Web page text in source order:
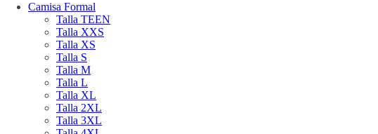
Camisa Formal
Talla TEEN
Talla XXS
Talla XS
Talla S
Talla M
Talla L
Talla XL
Talla 2XL
Talla 3XL